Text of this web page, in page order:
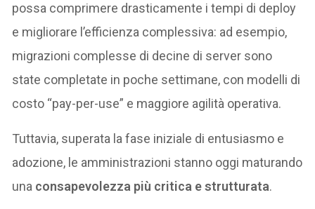
possa comprimere drasticamente i tempi di deploy
e migliorare l’efficienza complessiva: ad esempio,
migrazioni complesse di decine di server sono
state completate in poche settimane, con modelli di
costo “pay-per-use” e maggiore agilità operativa.
Tuttavia, superata la fase iniziale di entusiasmo e
adozione, le amministrazioni stanno oggi maturando
una consapevolezza più critica e strutturata.